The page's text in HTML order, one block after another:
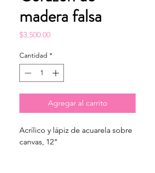
madera falsa
$3,500.00Precio
Cantidad *
Agregar al carrito
Acrílico y lápiz de acuarela sobre
canvas, 12"